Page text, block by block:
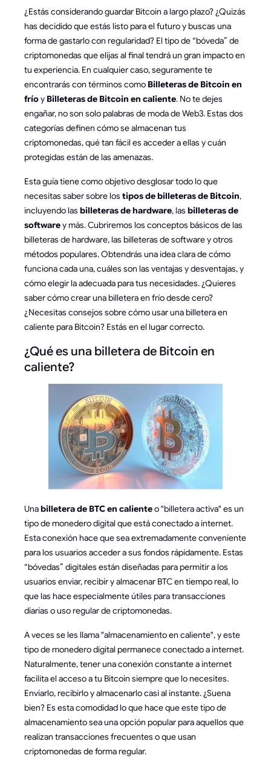
¿Estás considerando guardar Bitcoin a largo plazo? ¿Quizás
has decidido que estás listo para el futuro y buscas una
forma de gastarlo con regularidad? El tipo de “bóveda” de
criptomonedas que elijas al final tendrá un gran impacto en
tu experiencia. En cualquier caso, seguramente te
encontrarás con términos como Billeteras de Bitcoin en
fríoy Billeteras de Bitcoin en caliente. No te dejes
engañar, no son solo palabras de moda de Web3. Estas dos
categorías definen cómo se almacenan tus
criptomonedas, qué tan fácil es acceder a ellas y cuán
protegidas están de las amenazas.
Esta guía tiene como objetivo desglosar todo lo que
necesitas saber sobre los tipos de billeteras de Bitcoin,
incluyendo las billeteras de hardware, las billeteras de
softwarey más. Cubriremos los conceptos básicos de las
billeteras de hardware, las billeteras de software y otros
métodos populares. Obtendrás una idea clara de cómo
funciona cada una, cuáles son las ventajas y desventajas, y
cómo elegir la adecuada para tus necesidades. ¿Quieres
saber cómo crear una billetera en frío desde cero?
¿Necesitas consejos sobre cómo usar una billetera en
caliente para Bitcoin? Estás en el lugar correcto.
¿Qué es una billetera de Bitcoin en
caliente?
Unabilletera de BTC en calienteo "billetera activa" es un
tipo de monedero digital que está conectado a internet.
Esta conexión hace que sea extremadamente conveniente
para los usuarios acceder a sus fondos rápidamente. Estas
“bóvedas” digitales están diseñadas para permitir a los
usuarios enviar, recibir y almacenar BTC en tiempo real, lo
que las hace especialmente útiles para transacciones
diarias o uso regular de criptomonedas.
A veces se les llama "almacenamiento en caliente", y este
tipo de monedero digital permanece conectado a internet.
Naturalmente, tener una conexión constante a internet
facilita el acceso a tu Bitcoin siempre que lo necesites.
Enviarlo, recibirlo y almacenarlo casi al instante. ¿Suena
bien? Es esta comodidad lo que hace que este tipo de
almacenamiento sea una opción popular para aquellos que
realizan transacciones frecuentes o que usan
criptomonedas de forma regular.